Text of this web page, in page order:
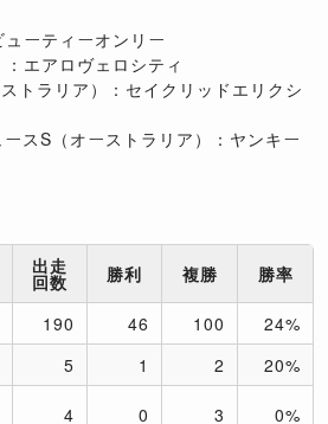
ーティーオンリー
エアロヴェロシティ
トラリア）：セイクリッドエリクシ
スS（オーストラリア）：ヤンキー
出走
回数 勝利 複勝 勝率
190 46 100
24%
5 1 2
20%
4 0 3 0%